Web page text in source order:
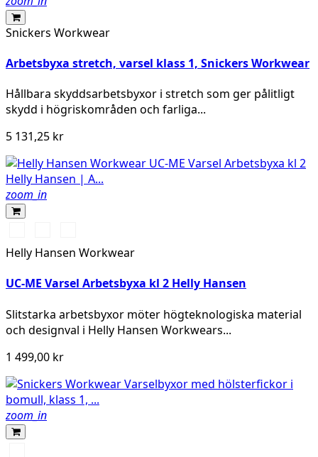
Snickers Workwear
Arbetsbyxa stretch, varsel klass 1, Snickers Workwear
Hållbara skyddsarbetsbyxor i stretch som ger pålitligt
skydd i högriskområden och farliga...
5 131,25 kr
zoom_in
HIGH
VIS
RED/EBONY
HIGH
VIS
ORANGE/EBONY
HIGH
VIS
YELLOW/EBONY
Helly Hansen Workwear
UC-ME Varsel Arbetsbyxa kl 2 Helly Hansen
Slitstarka arbetsbyxor möter högteknologiska material
och designval i Helly Hansen Workwears...
1 499,00 kr
zoom_in